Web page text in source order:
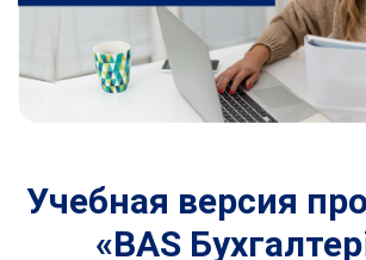
Учебная версия
«BAS